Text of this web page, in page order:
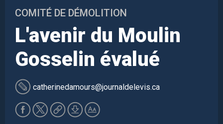
COMITÉ DE DÉMOLITION
L'avenir du Moulin
Gosselin évalué
catherinedamours@journaldelevis.ca